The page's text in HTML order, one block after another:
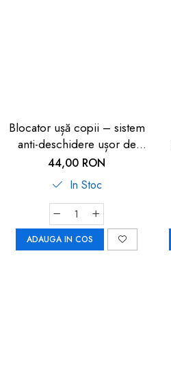
Blocator ușă copii – sistem
anti-deschidere ușor de
montat
44,00 RON
In Stoc
ADAUGA IN COS